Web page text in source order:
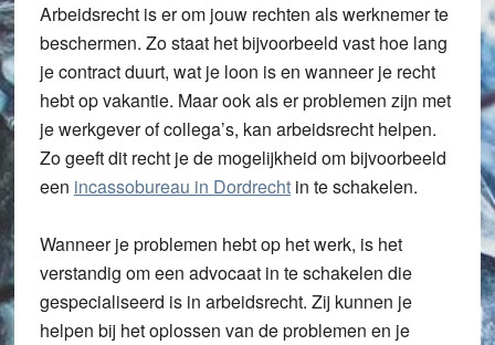
Arbeidsrecht is er om jouw rechten als werknemer te
beschermen. Zo staat het bijvoorbeeld vast hoe lang
je contract duurt, wat je loon is en wanneer je recht
hebt op vakantie. Maar ook als er problemen zijn met
je werkgever of collega’s, kan arbeidsrecht helpen.
Zo geeft dit recht je de mogelijkheid om bijvoorbeeld
een incassobureau in Dordrechtin te schakelen.
Wanneer je problemen hebt op het werk, is het
verstandig om een advocaat in te schakelen die
gespecialiseerd is in arbeidsrecht. Zij kunnen je
helpen bij het oplossen van de problemen en je